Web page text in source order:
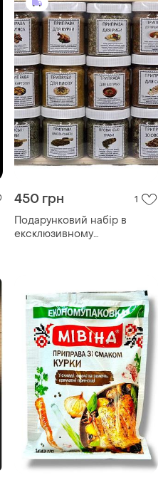
450 грн 1
Подарунковий набір в
ексклюзивному